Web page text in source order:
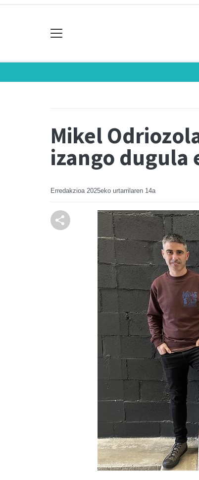
Mikel
izango dugula
Erredakzioa 2025eko urtarrilaren 14a